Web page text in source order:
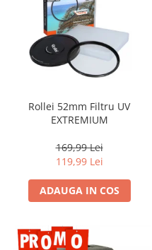
Rollei 52mm Filtru UV
EXTREMIUM
169,99 Lei
119,99 Lei
ADAUGA IN COS